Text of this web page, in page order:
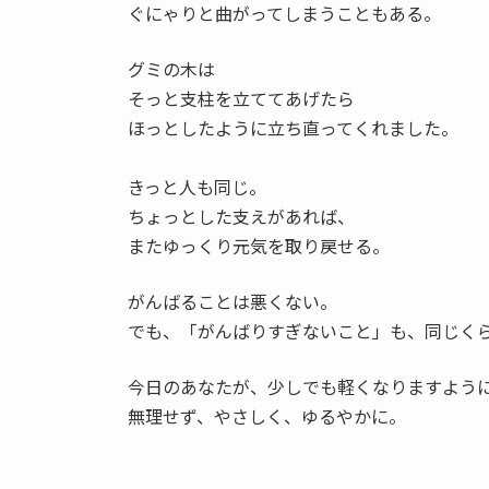
ぐにゃりと曲がってしまうこともある。
グミの木は
そっと支柱を立ててあげたら
ほっとしたように立ち直ってくれました。
きっと人も同じ。
ちょっとした支えがあれば、
またゆっくり元気を取り戻せる。
がんばることは悪くない。
でも、「がんばりすぎないこと」も、同じく
今日のあなたが、少しでも軽くなりますように
無理せず、やさしく、ゆるやかに。